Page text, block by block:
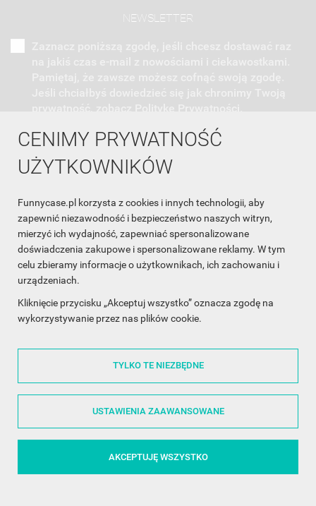
CENIMY PRYWATNOŚĆ
UŻYTKOWNIKÓW
Funnycase.pl korzysta z cookies i innych technologii, aby
zapewnić niezawodność i bezpieczeństwo naszych witryn,
mierzyć ich wydajność, zapewniać spersonalizowane
doświadczenia zakupowe i spersonalizowane reklamy. W tym
celu zbieramy informacje o użytkownikach, ich zachowaniu i
urządzeniach.
Kliknięcie przycisku „Akceptuj wszystko” oznacza zgodę na
wykorzystywanie przez nas plików cookie.
TYLKO TE NIEZBĘDNE
USTAWIENIA ZAAWANSOWANE
AKCEPTUJĘ WSZYSTKO
NEWSLETTER
INFORMACJA O SKLEPIE
INFORMACJE
OBSŁUGA KLIENTA
WSPÓŁPRACA
ŚLEDŹ NAS NA FACEBOOKU
Made with❤in Poland